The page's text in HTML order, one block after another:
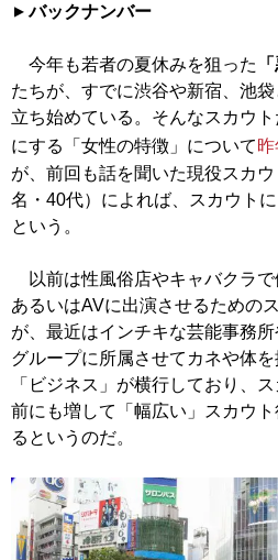
バックナンバー
今年も若者の夏休みを狙った
たちが、すでに渋谷や新宿、池
立ち始めている。そんなスカウ
にする「女性の特徴」について
が、前回も話を聞いた現役スカ
名・40代）によれば、スカウトに
という。
以前は性風俗店やキャバクラで
あるいはAVに出演させるための
が、最近はインチキな芸能事務
グループに所属させてカネや体を
「ビジネス」が横行しており、
前にも増して「幅広い」スカウ
るというのだ。